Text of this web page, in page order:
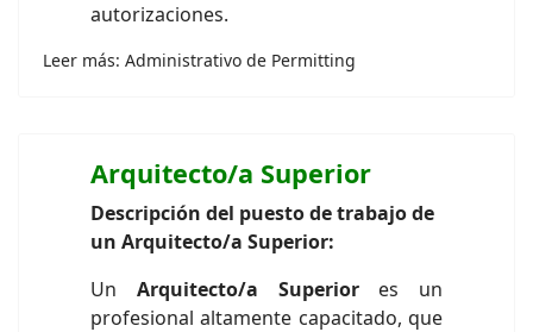
autorizaciones.
Leer más: Administrativo de Permitting
Arquitecto/a Superior
Descripción del puesto de trabajo de
un Arquitecto/a Superior:
Un Arquitecto/a Superiores un
profesional altamente capacitado, que